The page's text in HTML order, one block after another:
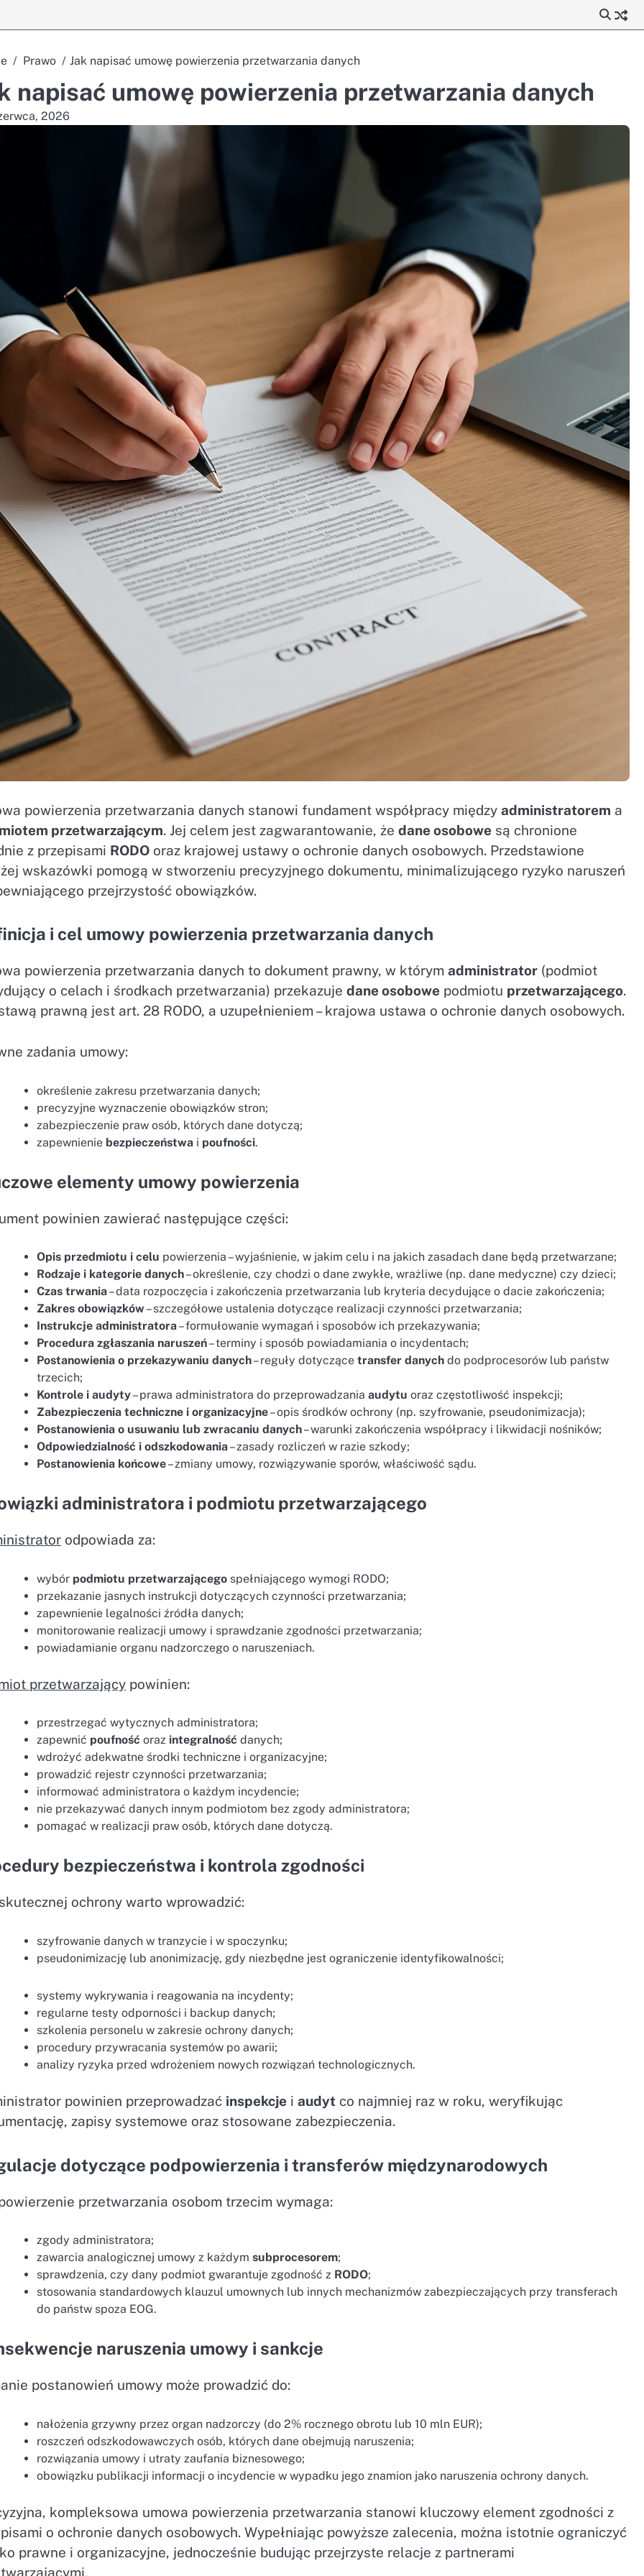
Prawo Jak napisać umowę powierzenia przetwarzania danych
napisać umowę powierzenia przetwarzania danych
2026
powierzenia przetwarzania danych stanowi fundament współpracy międzyadministratorem a
przetwarzającym. Jej celem jest zagwarantowanie, żedane osobowe są chronione
z przepisami RODO oraz krajowej ustawy o ochronie danych osobowych. Przedstawione
wskazówki pomogą w stworzeniu precyzyjnego dokumentu, minimalizującego ryzyko naruszeń
przejrzystość obowiązków.
i cel umowy powierzenia przetwarzania danych
powierzenia przetwarzania danych to dokument prawny, w którymadministrator (podmiot
o celach i środkach przetwarzania) przekazujedane osobowe podmiotu przetwarzającego.
prawną jest art. 28 RODO, a uzupełnieniem – krajowa ustawa o ochronie danych osobowych.
zadania umowy:
określenie zakresu przetwarzania danych;
precyzyjne wyznaczenie obowiązków stron;
zabezpieczenie praw osób, których dane dotyczą;
zapewnienie bezpieczeństwa i poufności.
elementy umowy powierzenia
powinien zawierać następujące części:
Opis przedmiotu i celu powierzenia – wyjaśnienie, w jakim celu i na jakich zasadach dane będą przetwarzane;
Rodzaje i kategorie danych– określenie, czy chodzi o dane zwykłe, wrażliwe (np. dane medyczne) czy dzieci;
Czas trwania– data rozpoczęcia i zakończenia przetwarzania lub kryteria decydujące o dacie zakończenia;
Zakres obowiązków– szczegółowe ustalenia dotyczące realizacji czynności przetwarzania;
Instrukcje administratora– formułowanie wymagań i sposobów ich przekazywania;
Procedura zgłaszania naruszeń– terminy i sposób powiadamiania o incydentach;
Postanowienia o przekazywaniu danych– reguły dotyczącetransfer danych do podprocesorów lub państw
trzecich;
Kontrole i audyty– prawa administratora do przeprowadzaniaaudytu oraz częstotliwość inspekcji;
Zabezpieczenia techniczne i organizacyjne– opis środków ochrony (np. szyfrowanie, pseudonimizacja);
Postanowienia o usuwaniu lub zwracaniu danych– warunki zakończenia współpracy i likwidacji nośników;
Odpowiedzialność i odszkodowania– zasady rozliczeń w razie szkody;
Postanowienia końcowe– zmiany umowy, rozwiązywanie sporów, właściwość sądu.
administratora i podmiotu przetwarzającego
odpowiada za:
wybór podmiotu przetwarzającego spełniającego wymogi RODO;
przekazanie jasnych instrukcji dotyczących czynności przetwarzania;
zapewnienie legalności źródła danych;
monitorowanie realizacji umowy i sprawdzanie zgodności przetwarzania;
powiadamianie organu nadzorczego o naruszeniach.
przetwarzający powinien:
przestrzegać wytycznych administratora;
zapewnić poufność oraz integralność danych;
wdrożyć adekwatne środki techniczne i organizacyjne;
prowadzić rejestr czynności przetwarzania;
informować administratora o każdym incydencie;
nie przekazywać danych innym podmiotom bez zgody administratora;
pomagać w realizacji praw osób, których dane dotyczą.
bezpieczeństwa i kontrola zgodności
ochrony warto wprowadzić:
szyfrowanie danych w tranzycie i w spoczynku;
pseudonimizację lub anonimizację, gdy niezbędne jest ograniczenie identyfikowalności;
systemy wykrywania i reagowania na incydenty;
regularne testy odporności i backup danych;
szkolenia personelu w zakresie ochrony danych;
procedury przywracania systemów po awarii;
analizy ryzyka przed wdrożeniem nowych rozwiązań technologicznych.
powinien przeprowadzać inspekcje iaudyt co najmniej raz w roku, weryfikując
zapisy systemowe oraz stosowane zabezpieczenia.
dotyczące podpowierzenia i transferów międzynarodowych
przetwarzania osobom trzecim wymaga:
zgody administratora;
zawarcia analogicznej umowy z każdymsubprocesorem;
sprawdzenia, czy dany podmiot gwarantuje zgodność z RODO;
stosowania standardowych klauzul umownych lub innych mechanizmów zabezpieczających przy transferach
do państw spoza EOG.
naruszenia umowy i sankcje
postanowień umowy może prowadzić do:
nałożenia grzywny przez organ nadzorczy (do 2% rocznego obrotu lub 10 mln EUR);
roszczeń odszkodowawczych osób, których dane obejmują naruszenia;
rozwiązania umowy i utraty zaufania biznesowego;
obowiązku publikacji informacji o incydencie w wypadku jego znamion jako naruszenia ochrony danych.
kompleksowa umowa powierzenia przetwarzania stanowi kluczowy element zgodności z
o ochronie danych osobowych. Wypełniając powyższe zalecenia, można istotnie ograniczyć
prawne i organizacyjne, jednocześnie budując przejrzyste relacje z partnerami